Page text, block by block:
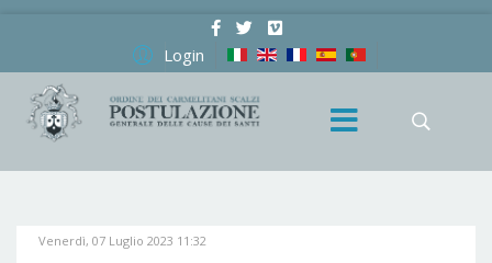
Login
Venerdì, 07 Luglio 2023 11:32